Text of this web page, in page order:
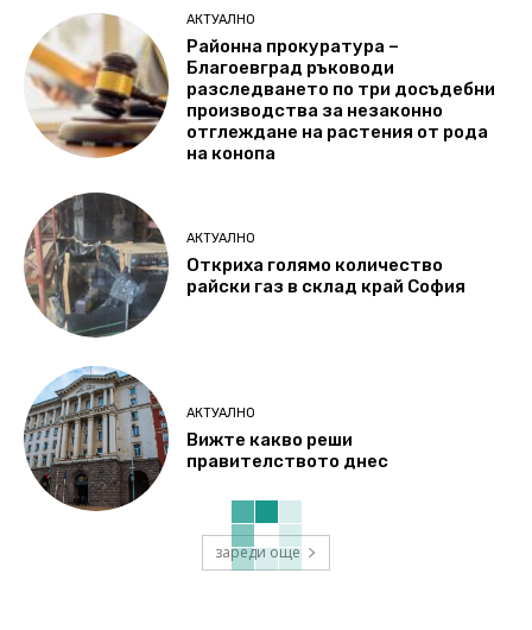
АКТУАЛНО
Районна прокуратура –
Благоевград ръководи
разследването по три досъдебни
производства за незаконно
отглеждане на растения от рода
на конопа
АКТУАЛНО
Откриха голямо количество
райски газ в склад край София
АКТУАЛНО
Вижте какво реши
правителството днес
зареди още